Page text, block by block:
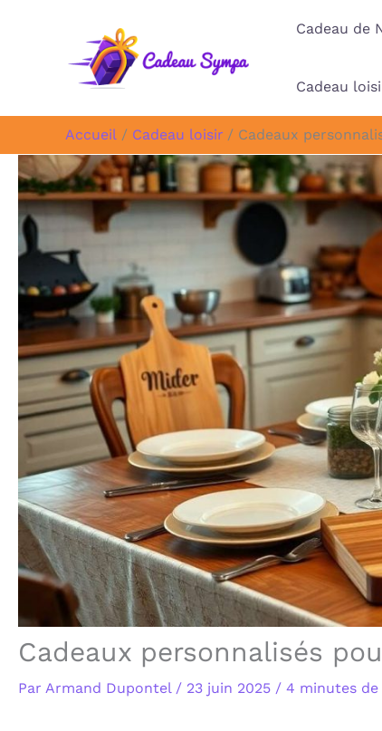
Cadeau de
Cadeau
Accueil Cadeau loisir Cadeaux
Cadeaux personnalisés
Par Armand Dupontel / 23 juin 2025 / 4 minutes